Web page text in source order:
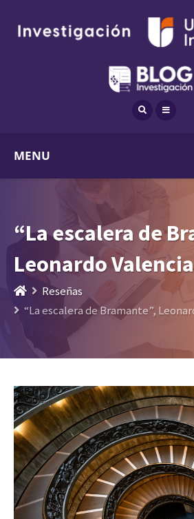
MENU
“La escalera de
Leonardo Valencia
Reseñas
“La escalera de Bramante”,